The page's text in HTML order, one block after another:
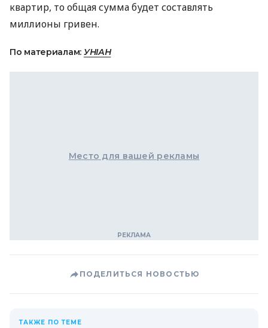
квартир, то общая сумма будет составлять
миллионы гривен.
По материалам: УНІАН
Место для вашей рекламы
ПОДЕЛИТЬСЯ НОВОСТЬЮ
ТАКЖЕ ПО ТЕМЕ